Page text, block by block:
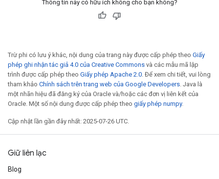
Thông tin này có hữu ích không cho bạn không?
Trừ phi có lưu ý khác, nội dung của trang này được cấp phép theo Giấy
phép ghi nhận tác giả 4.0 của Creative Commons và các mẫu mã lập
trình được cấp phép theo Giấy phép Apache 2.0. Để xem chi tiết, vui lòng
tham khảo Chính sách trên trang web của Google Developers. Java là
một nhãn hiệu đã đăng ký của Oracle và/hoặc các đơn vị liên kết của
Oracle. Một số nội dung được cấp phép theo giấy phép numpy.
Cập nhật lần gần đây nhất: 2025-07-26 UTC.
Giữ liên lạc
Blog